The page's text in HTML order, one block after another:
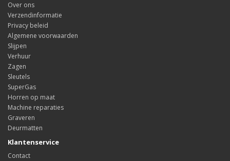
Over ons
Verzendinformatie
Privacy beleid
Algemene voorwaarden
Slijpen
Verhuur
Zagen
Sleutels
SuperGas
Horren op maat
Machine reparaties
Graveren
Deurmatten
Klantenservice
Contact